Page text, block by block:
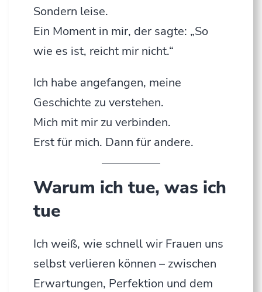
Sondern leise.
Ein Moment in mir, der sagte: „So
wie es ist, reicht mir nicht.“
Ich habe angefangen, meine
Geschichte zu verstehen.
Mich mit mir zu verbinden.
Erst für mich. Dann für andere.
Warum ich tue, was ich
tue
Ich weiß, wie schnell wir Frauen uns
selbst verlieren können – zwischen
Erwartungen, Perfektion und dem